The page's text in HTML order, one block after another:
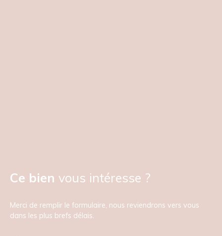
Ce bien vous intéresse ?
Merci de remplir le formulaire, nous reviendrons vers vous
dans les plus brefs délais.